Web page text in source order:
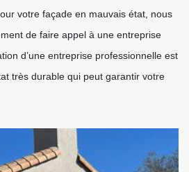
votre façade en mauvais état, nous
de faire appel à une entreprise
d’une entreprise professionnelle est
très durable qui peut garantir votre